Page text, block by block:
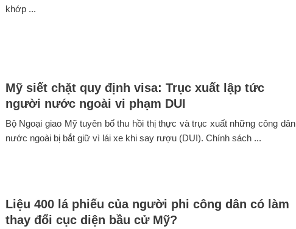
khớp ...
Mỹ siết chặt quy định visa: Trục xuất lập tức
người nước ngoài vi phạm DUI
Bộ Ngoại giao Mỹ tuyên bố thu hồi thị thực và trục xuất những công dân
nước ngoài bị bắt giữ vì lái xe khi say rượu (DUI). Chính sách ...
Liệu 400 lá phiếu của người phi công dân có làm
thay đổi cục diện bầu cử Mỹ?